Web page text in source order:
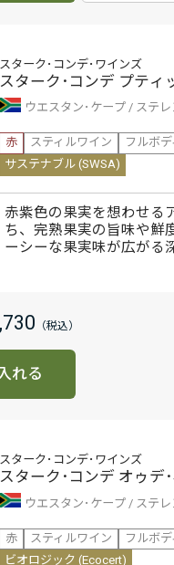
スターク･コンデ･ワインズ
スターク･コンデ プティ
ウエスタン･ケープ
ステ
赤
スティルワイン
フルボデ
サステナブル (SWSA)
赤紫色の果実を想わせる
ち、完熟果実の旨味や鮮
ーシーな果実味が広がる
れる
スターク･コンデ･ワインズ
スターク･コンデ オゥデ
ウエスタン･ケープ
ステ
赤
スティルワイン
フルボデ
ビオロジック (Ecocert)